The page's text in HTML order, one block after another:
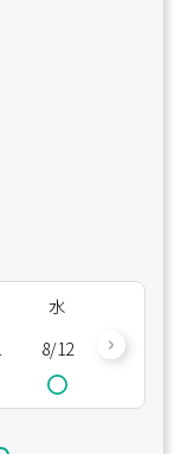
水
8/12
8/13